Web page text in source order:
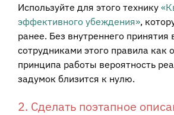
Используйте для этого технику
эффективного убеждения»,
ранее. Без внутреннего принятия
сотрудниками этого правила как
принципа работы вероятность
задумок близится к нулю.
2. Сделать поэтапное